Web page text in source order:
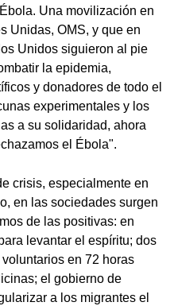
Una movilización en
Unidas, OMS, y que en
Unidos siguieron al pie
la epidemia,
y donadores de todo el
experimentales y los
a su solidaridad, ahora
el Ébola".
crisis, especialmente en
en las sociedades surgen
de las positivas: en
levantar el espíritu; dos
en 72 horas
el gobierno de
a los migrantes el